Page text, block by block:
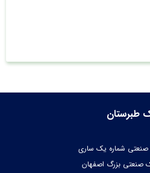
طبرستان
صنعتی شماره یک ساری
صنعتی بزرگ اصفهان